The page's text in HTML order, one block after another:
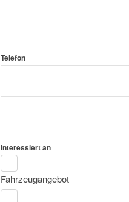
Telefon
Interessiert an
Fahrzeugangebot